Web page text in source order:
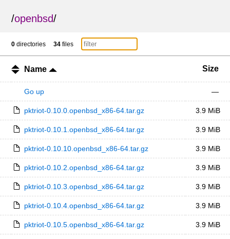
/openbsd/
0 directories 34 files
Name Size
Go up —
pktriot-0.10.0.openbsd_x86-64.tar.gz 3.9 MiB
pktriot-0.10.1.openbsd_x86-64.tar.gz 3.9 MiB
pktriot-0.10.10.openbsd_x86-64.tar.gz 3.9 MiB
pktriot-0.10.2.openbsd_x86-64.tar.gz 3.9 MiB
pktriot-0.10.3.openbsd_x86-64.tar.gz 3.9 MiB
pktriot-0.10.4.openbsd_x86-64.tar.gz 3.9 MiB
pktriot-0.10.5.openbsd_x86-64.tar.gz 3.9 MiB